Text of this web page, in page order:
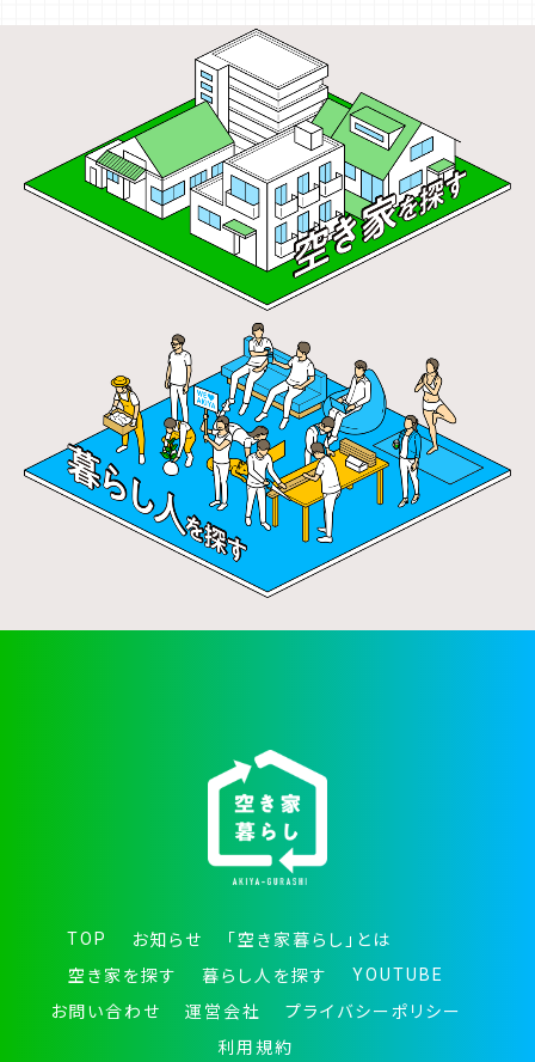
TOP お知らせ
「空き家暮らし」とは
空き家を探す
暮らし人を探す
YOUTUBE
お問い合わせ
運営会社
プライバシーポリシー
利用規約